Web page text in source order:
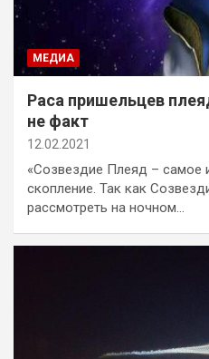
МЕДИА
Раса пришельцев
не факт
12.02.2021
«Созвездие Плеяд – самое
скопление. Так как
рассмотреть на ночном…